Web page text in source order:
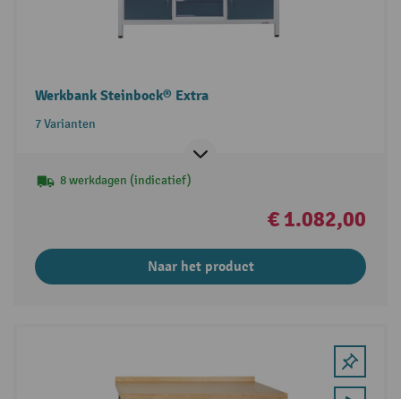
Werkbank Steinbock® Extra
7 Varianten
8 werkdagen (indicatief)
€ 1.082,00
Naar het product